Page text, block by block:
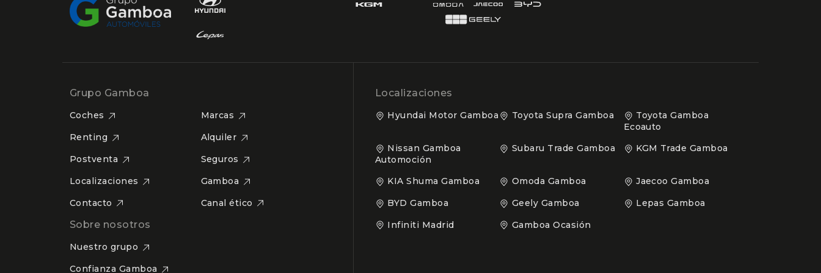
Grupo Gamboa
Coches
Marcas
Renting
Alquiler
Postventa
Seguros
Localizaciones
Gamboa
Contacto
Canal ético
Sobre nosotros
Nuestro grupo
Confianza Gamboa
Localizaciones
Hyundai Motor Gamboa Toyota Supra Gamboa
Ecoauto
Automoción
Subaru Trade Gamboa KGM Trade Gamboa
KIA Shuma Gamboa Omoda Gamboa
Jaecoo Gamboa
BYD Gamboa
Geely Gamboa
Lepas Gamboa
Infiniti Madrid
Gamboa Ocasión